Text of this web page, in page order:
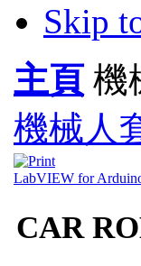
Skip
主頁 機
機械人
LabVIEW for
CAR